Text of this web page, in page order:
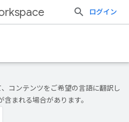
ログイン
コンテンツをご希望の言語に翻訳し
まれる場合があります。